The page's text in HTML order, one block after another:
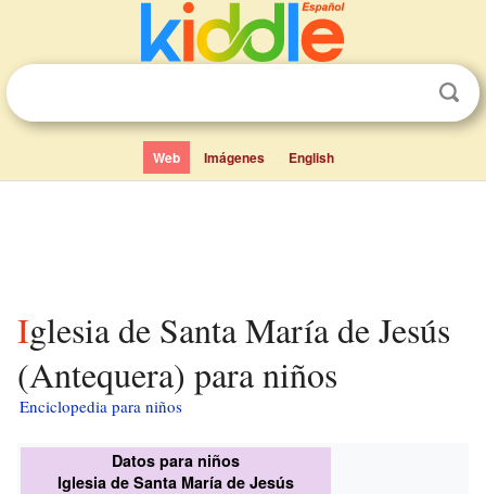
Web Imágenes English
Iglesia de Santa María de Jesús
(Antequera) para niños
Enciclopedia para niños
Datos para niños
Iglesia de Santa María de Jesús